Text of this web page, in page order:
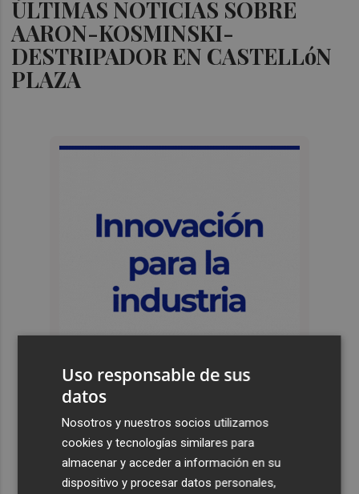
ÚLTIMAS NOTICIAS SOBRE
AARON-KOSMINSKI-
DESTRIPADOR EN CASTELLóN
PLAZA
Últimas Noticias
El homenaje a Ferran Torres en Foios, en imágenes
Uso responsable de sus
datos
Nosotros y nuestros socios utilizamos
cookies y tecnologías similares para
almacenar y acceder a información en su
dispositivo y procesar datos personales,